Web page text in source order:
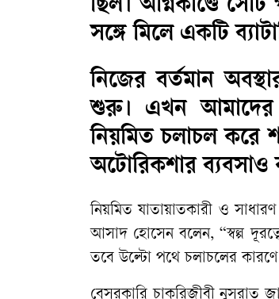
ছিল। অগ্নিকাণ্ডে
সঙ্গে মিলে একটি
নিজের বর্তমান
শুরু। এখন আমাদের
নিয়মিত চলাচল করে
অটোরিকশার ব্যবসাও
​নিয়মিত যাতায়াতকারী ও
আসাদ হোসেন বলেন, “স্বল্প
তবে উল্টো পথে চলাচলের